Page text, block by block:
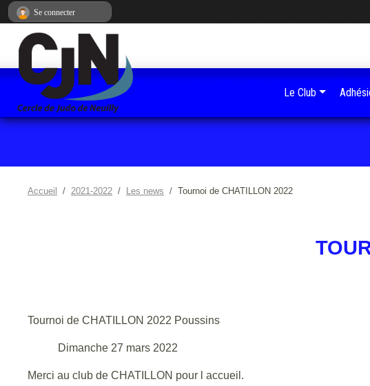
Accueil 2021-2022 Les news Tournoi de CHATILLON 2022
Tournoi de CHATILLON 2022 Poussins
Dimanche 27 mars 2022
Merci au club de CHATILLON pour l accueil.
Le Club
Se connecter
Panneau de gestion des cookies